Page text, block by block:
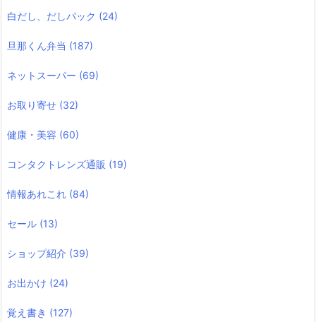
白だし、だしパック (24)
旦那くん弁当 (187)
ネットスーパー (69)
お取り寄せ (32)
健康・美容 (60)
コンタクトレンズ通販 (19)
情報あれこれ (84)
セール (13)
ショップ紹介 (39)
お出かけ (24)
覚え書き (127)